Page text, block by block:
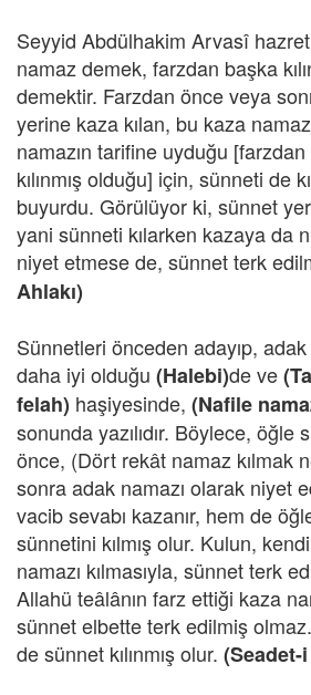
Seyyid Abdülhakim Arvasî
namaz demek, farzdan başka
demektir. Farzdan önce veya
yerine kaza kılan, bu kaza
namazın tarifine uyduğu
kılınmış olduğu] için, sünneti de
buyurdu. Görülüyor ki, sünnet
yani sünneti kılarken kazaya da
niyet etmese de, sünnet terk
Ahlakı)
Sünnetleri önceden adayıp, adak
daha iyi olduğu (Halebi)de ve
felah) haşiyesinde, (Nafile
sonunda yazılıdır. Böylece, öğle
önce, (Dört rekât namaz kılmak
sonra adak namazı olarak niyet
vacib sevabı kazanır, hem de
sünnetini kılmış olur. Kulun,
namazı kılmasıyla, sünnet terk
Allahü teâlânın farz ettiği kaza
sünnet elbette terk edilmiş
de sünnet kılınmış olur. (Seadet-